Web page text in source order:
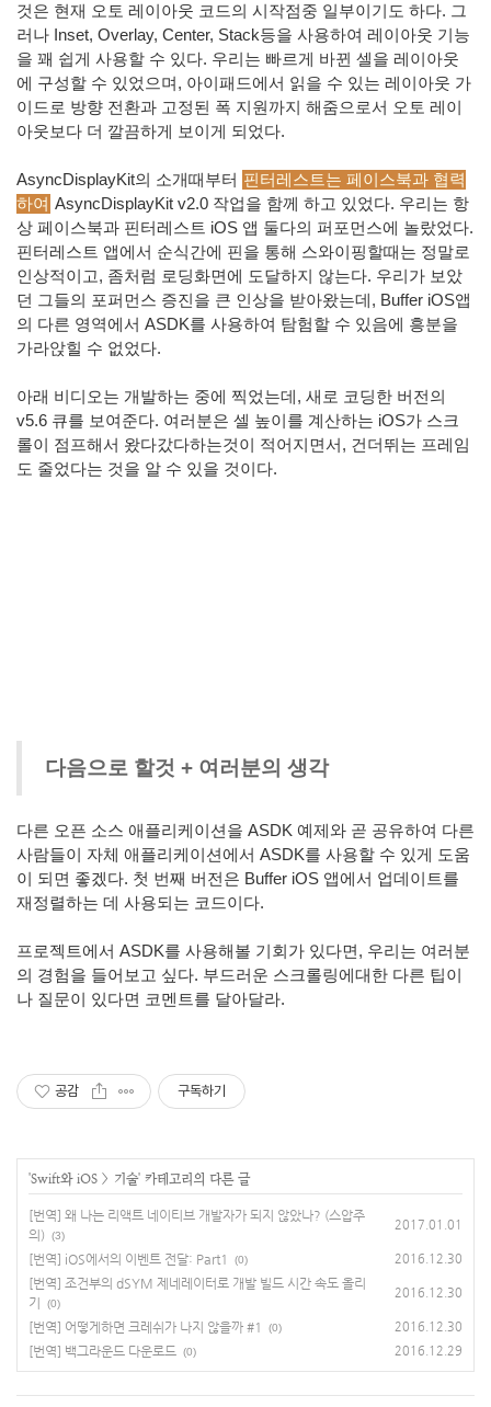
것은 현재 오토 레이아웃 코드의 시작점중 일부이기도 하다. 그
러나 Inset, Overlay, Center, Stack등을 사용하여 레이아웃 기능
을 꽤 쉽게 사용할 수 있다. 우리는 빠르게 바뀐 셀을 레이아웃
에 구성할 수 있었으며, 아이패드에서 읽을 수 있는 레이아웃 가
이드로 방향 전환과 고정된 폭 지원까지 해줌으로서 오토 레이
아웃보다 더 깔끔하게 보이게 되었다.
AsyncDisplayKit의 소개때부터 핀터레스트는 페이스북과 협력
하여 AsyncDisplayKit v2.0 작업을 함께 하고 있었다. 우리는 항
상 페이스북과 핀터레스트 iOS 앱 둘다의 퍼포먼스에 놀랐었다.
핀터레스트 앱에서 순식간에 핀을 통해 스와이핑할때는 정말로
인상적이고, 좀처럼 로딩화면에 도달하지 않는다. 우리가 보았
던 그들의 포퍼먼스 증진을 큰 인상을 받아왔는데, Buffer iOS앱
의 다른 영역에서 ASDK를 사용하여 탐험할 수 있음에 흥분을
가라앉힐 수 없었다.
아래 비디오는 개발하는 중에 찍었는데, 새로 코딩한 버전의
v5.6 큐를 보여준다. 여러분은 셀 높이를 계산하는 iOS가 스크
롤이 점프해서 왔다갔다하는것이 적어지면서, 건더뛰는 프레임
도 줄었다는 것을 알 수 있을 것이다.
다음으로 할것 + 여러분의 생각
다른 오픈 소스 애플리케이션을 ASDK 예제와 곧 공유하여 다른
사람들이 자체 애플리케이션에서 ASDK를 사용할 수 있게 도움
이 되면 좋겠다. 첫 번째 버전은 Buffer iOS 앱에서 업데이트를
재정렬하는 데 사용되는 코드이다.
프로젝트에서 ASDK를 사용해볼 기회가 있다면, 우리는 여러분
의 경험을 들어보고 싶다. 부드러운 스크롤링에대한 다른 팁이
나 질문이 있다면 코멘트를 달아달라.
공감 구독하기
'Swift와 iOS > 기술' 카테고리의 다른 글
[번역] 왜 나는 리액트 네이티브 개발자가 되지 않았나? (스압주
의)
(3)
2017.01.01
[번역] iOS에서의 이벤트 전달: Part1 (0) 2016.12.30
[번역] 조건부의 dSYM 제네레이터로 개발 빌드 시간 속도 올리
기
(0)
2016.12.30
[번역] 어떻게하면 크레쉬가 나지 않을까 #1 (0) 2016.12.30
[번역] 백그라운드 다운로드 (0) 2016.12.29